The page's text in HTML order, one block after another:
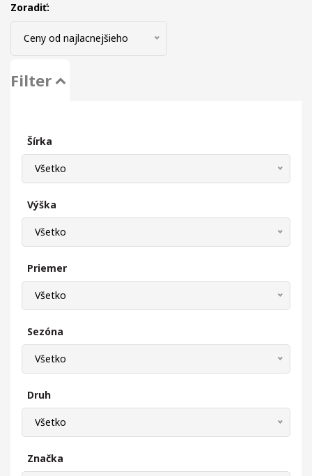
Filter
Zoradiť:
Ceny od najlacnejšieho
Šírka
Všetko
Výška
Všetko
Priemer
Všetko
Sezóna
Všetko
Druh
Všetko
Značka